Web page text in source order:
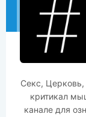
Секс, Церковь,
критикал
канале для